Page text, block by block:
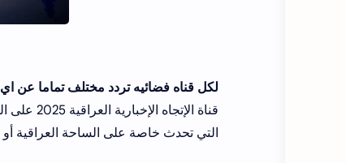
لكل قناه فضائيه تردد مختلف تماما عن
قناة
التي تحدث خاصة على الساحة العراقية أو